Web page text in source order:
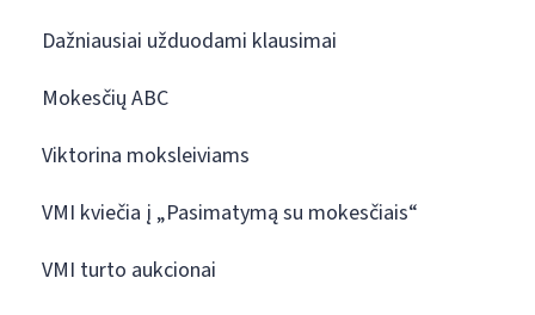
Dažniausiai užduodami klausimai
Mokesčių ABC
Viktorina moksleiviams
VMI kviečia į „Pasimatymą su mokesčiais“
VMI turto aukcionai